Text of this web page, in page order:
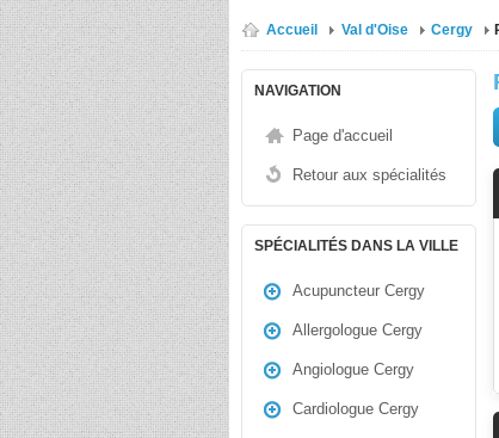
Accueil Val d'Oise Cergy
NAVIGATION
Page d'accueil
Retour aux spécialités
SPÉCIALITÉS DANS LA VILLE
Acupuncteur Cergy
Allergologue Cergy
Angiologue Cergy
Cardiologue Cergy